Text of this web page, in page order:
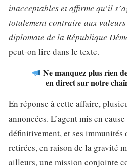
inacceptables et affirme qu’il
totalement contraire aux
diplomate de la République
peut-on lire dans le texte.
Ne manquez plus rien
en direct sur notre
En réponse à cette affaire,
annoncées. L’agent mis en
définitivement, et ses
retirées, en raison de la gravité
ailleurs, une mission conjointe